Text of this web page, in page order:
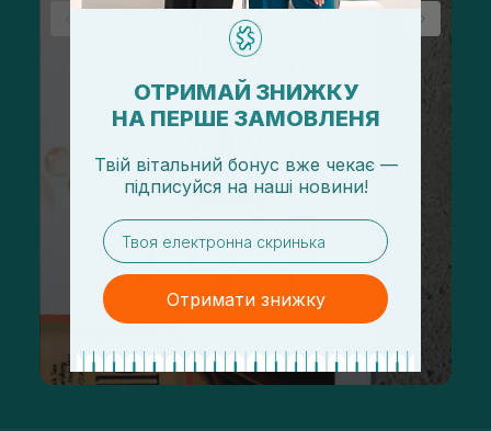
ОТРИМАЙ ЗНИЖКУ
НА ПЕРШЕ ЗАМОВЛЕНЯ
Твій вітальний бонус вже чекає —
підписуйся на наші новини!
email
Отримати знижку